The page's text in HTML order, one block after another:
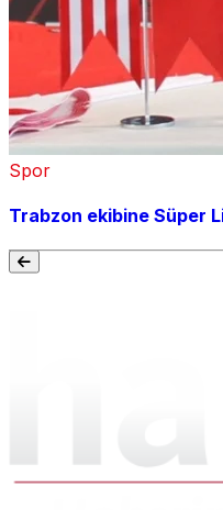
Spor
Trabzon ekibine Süper